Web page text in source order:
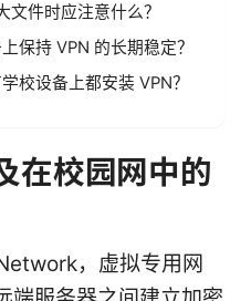
文件时应注意什么？
保持 VPN 的长期稳定？
校设备上都安装 VPN？
在校园网中的
，虚拟专用网